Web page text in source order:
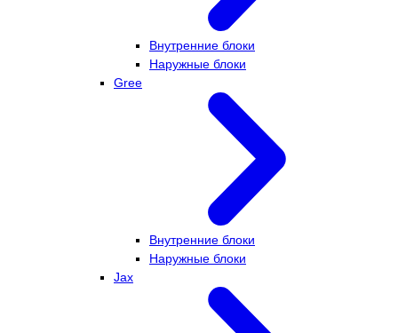
Внутренние блоки
Наружные блоки
Gree
Внутренние блоки
Наружные блоки
Jax